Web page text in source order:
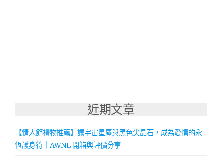
近期文章
【情人節禮物推薦】讓宇宙星塵與黑色尖晶石，成為愛情的永
恆護身符｜AWNL 開箱與評價分享